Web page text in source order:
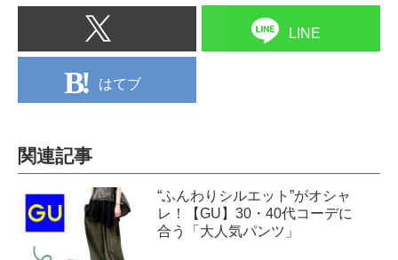
LINE
はてブ
関連記事
“ふんわりシルエット”がオシャ
レ！【GU】30・40代コーデに
合う「大人気パンツ」